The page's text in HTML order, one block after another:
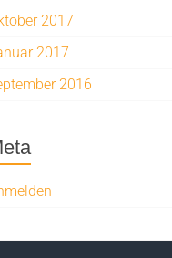
2017
2017
2016